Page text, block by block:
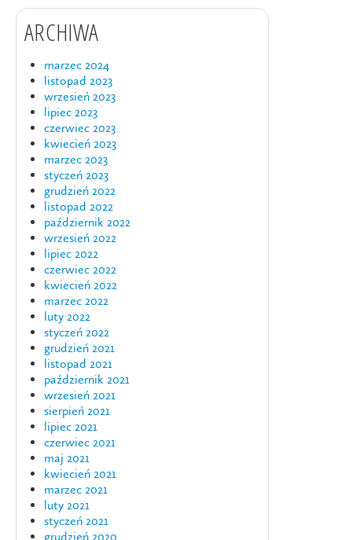
ARCHIWA
marzec 2024
listopad 2023
wrzesień 2023
lipiec 2023
czerwiec 2023
kwiecień 2023
marzec 2023
styczeń 2023
grudzień 2022
listopad 2022
październik 2022
wrzesień 2022
lipiec 2022
czerwiec 2022
kwiecień 2022
marzec 2022
luty 2022
styczeń 2022
grudzień 2021
listopad 2021
październik 2021
wrzesień 2021
sierpień 2021
lipiec 2021
czerwiec 2021
maj 2021
kwiecień 2021
marzec 2021
luty 2021
styczeń 2021
grudzień 2020